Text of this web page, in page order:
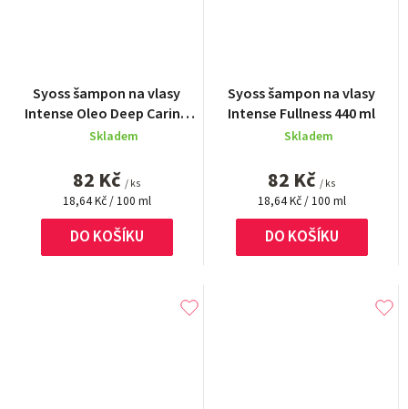
Syoss šampon na vlasy
Intense Oleo Deep Caring
440 ml
hodnocení
produktu
je
z
5
hvězdiček.
Skladem
82 Kč / ks
Měrná
cena:
18,64 Kč / 100 ml
DO KOŠÍKU
Syoss šampon na vlasy
Intense Fullness 440 ml
Skladem
82 Kč / ks
Měrná
cena:
18,64 Kč / 100 ml
DO KOŠÍKU